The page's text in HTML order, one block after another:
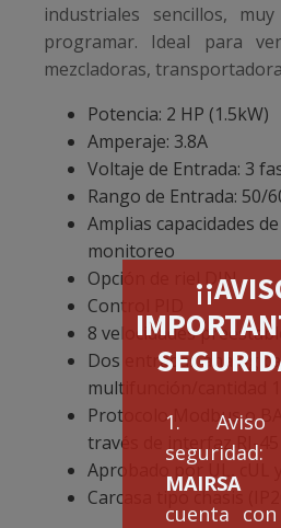
1.
seguridad:
MAIRSA
cuenta
industriales sencillos,
programar. Ideal para
mezcladoras,
Potencia: 2 HP (1.5kW)
Amperaje: 3.8A
Voltaje de Entrada: 3
Rango de Entrada: 50/
Amplias capacidades
monitoreo
Opción de riel DIN
Control PID
8 velocidades
Dos entradas
multifunción/cantidad
Protocolo Modbus o
través de interfaz RJ-45
Aprobado por UL, cUL y
Carcasa tipo chasis